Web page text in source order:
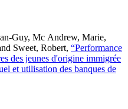
Guy, Mc Andrew, Marie,
Sweet, Robert, “Performance
des jeunes d'origine immigrée
et utilisation des banques de